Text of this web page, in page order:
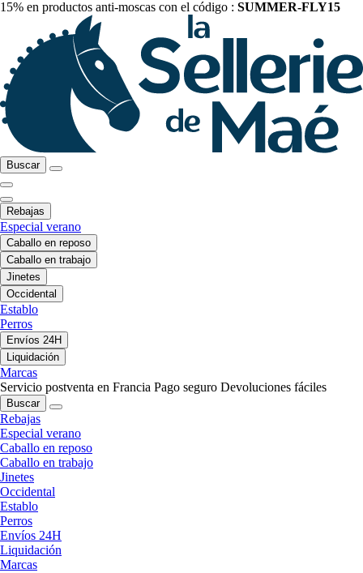
15% en productos anti-moscas con el código : SUMMER-FLY15
Buscar
Rebajas
Especial verano
Caballo en reposo
Caballo en trabajo
Jinetes
Occidental
Establo
Perros
Envíos 24H
Liquidación
Marcas
Servicio postventa en Francia Pago seguro Devoluciones fáciles
Buscar
Rebajas
Especial verano
Caballo en reposo
Caballo en trabajo
Jinetes
Occidental
Establo
Perros
Envíos 24H
Liquidación
Marcas